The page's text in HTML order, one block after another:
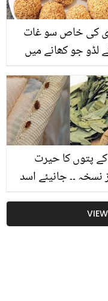
کی خاص سو غات
لڈو جو کھانے میں
بے مثال
پتوں کا حیرت
نسخہ ۔۔ جانیئے اسد
ختم کرنے کا
طریقہ